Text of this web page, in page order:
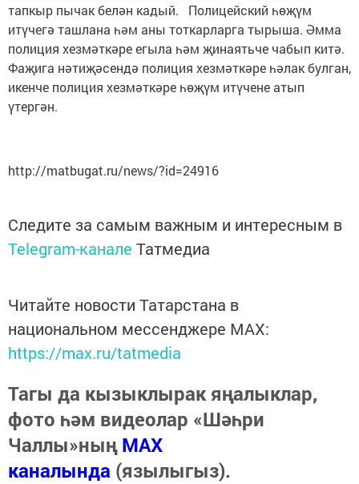
тапкыр пычак белән кадый. Полицейский һөҗүм
итүчегә ташлана һәм аны тоткарларга тырыша. Әмма
полиция хезмәткәре егыла һәм җинаятьче чабып китә.
Фаҗига нәтиҗәсендә полиция хезмәткәре һәлак булган,
икенче полиция хезмәткәре һөҗүм итүчене атып
үтергән.
http://matbugat.ru/news/?id=24916
Следите за самым важным и интересным в
Telegram-канале Татмедиа
Читайте новости Татарстана в
национальном мессенджере MАХ:
https://max.ru/tatmedia
Тагы да кызыклырак яңалыклар,
фото һәм видеолар «Шәһри
Чаллы»ныңMAX
каналында (язылыгыз).